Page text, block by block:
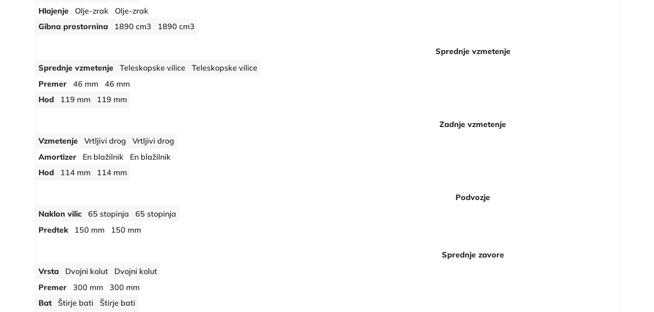
Hlajenje
Olje-zrak
Olje-zrak
Gibna prostornina
1890 cm3 1890 cm3
Sprednje vzmetenje
Sprednje vzmetenje
Teleskopske vilice
Teleskopske vilice
Premer
46 mm
46 mm
Hod
119 mm 119 mm
Zadnje vzmetenje
Vzmetenje
Vrtljivi drog
Vrtljivi drog
Amortizer
En blažilnik
En blažilnik
Hod
114 mm 114 mm
Podvozje
Naklon vilic
65 stopinja
65 stopinja
Predtek
150 mm 150 mm
Sprednje zavore
Vrsta
Dvojni kolut
Dvojni kolut
Premer
300 mm
300 mm
Bat
Štirje bati Štirje bati